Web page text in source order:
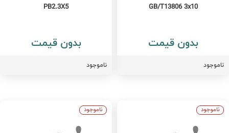
GB/T13806 3x10
بدون قیمت
PB2.3X5
بدون قیمت
ناموجود
ناموجود ناموجود